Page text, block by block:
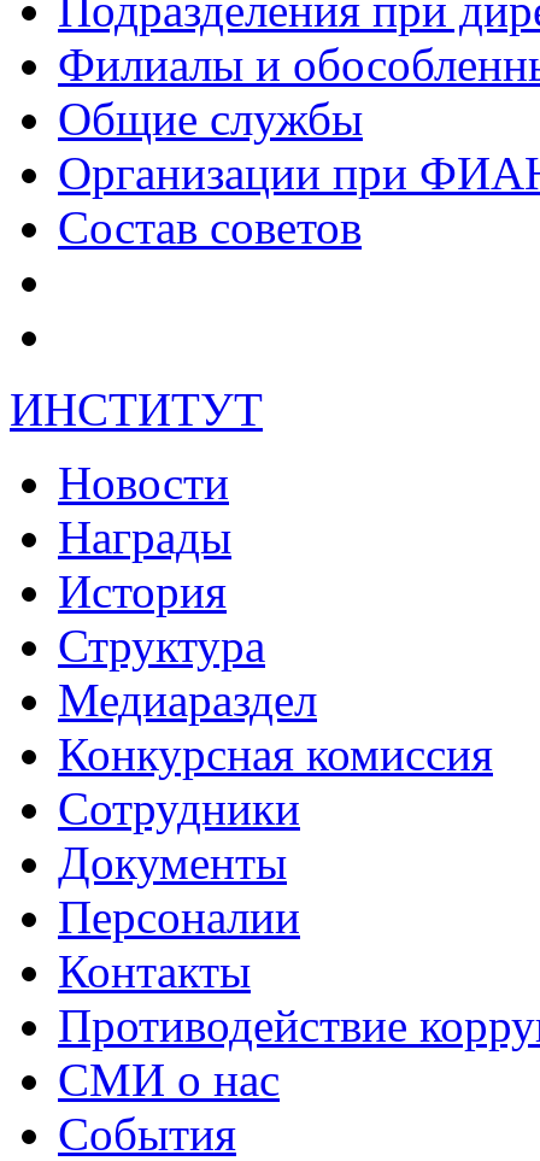
Филиалы и
Общие службы
Организации при
Состав советов
ИНСТИТУТ
Новости
Награды
История
Структура
Медиараздел
Конкурсная комиссия
Сотрудники
Документы
Персоналии
Контакты
Противодействие
СМИ о нас
События